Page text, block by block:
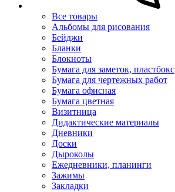
Все товары
Альбомы для рисования
Бейджи
Бланки
Блокноты
Бумага для заметок, пластбокс
Бумага для чертежных работ
Бумага офисная
Бумага цветная
Визитница
Дидактические материалы
Дневники
Доски
Дыроколы
Ежедневники, планинги
Зажимы
Закладки